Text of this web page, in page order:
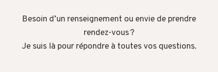
Besoin d’un renseignement ou envie de prendre
rendez-vous ?
Je suis là pour répondre à toutes vos questions.